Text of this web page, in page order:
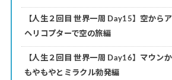
【人生２回目 世界一周 Day15】空から
ヘリコプターで空の旅編
【人生２回目 世界一周 Day16】マウン
もやもやとミラクル勃発編